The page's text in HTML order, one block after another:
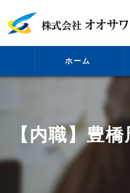
ホーム
【内職】豊